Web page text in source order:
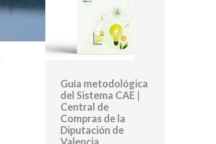
Guía metodológica
del Sistema CAE |
Central de
Compras de la
Diputación de
Valencia